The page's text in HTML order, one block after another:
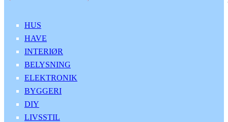
HUS
HAVE
INTERIØR
BELYSNING
ELEKTRONIK
BYGGERI
DIY
LIVSSTIL